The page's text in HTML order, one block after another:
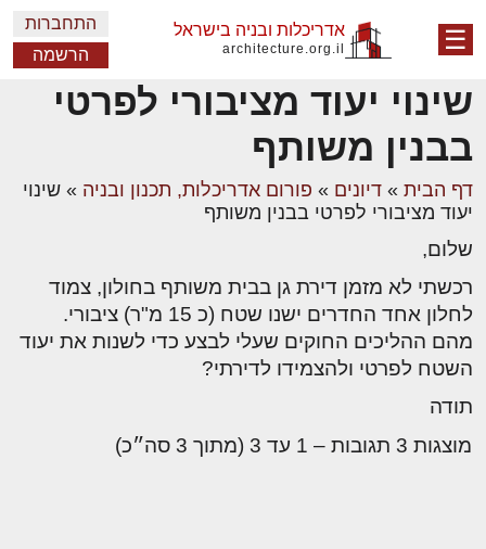
☰ אדריכלות ובניה בישראל
architecture.org.il
התחברות
הרשמה
שינוי יעוד מציבורי לפרטי
בבנין משותף
דף הבית » דיונים » פורום אדריכלות, תכנון ובניה » שינוי
יעוד מציבורי לפרטי בבנין משותף
שלום,
רכשתי לא מזמן דירת גן בבית משותף בחולון, צמוד
לחלון אחד החדרים ישנו שטח (כ 15 מ"ר) ציבורי.
מהם ההליכים החוקים שעלי לבצע כדי לשנות את יעוד
השטח לפרטי ולהצמידו לדירתי?
תודה
מוצגות 3 תגובות – 1 עד 3 (מתוך 3 סה״כ)